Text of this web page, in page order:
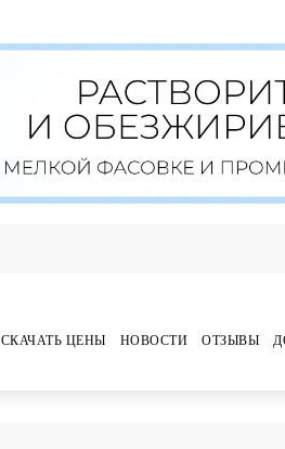
СКАЧАТЬ ЦЕНЫ НОВОСТИ ОТЗЫВЫ